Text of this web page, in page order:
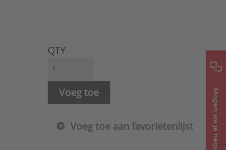
Mogen we je helpen?
QTY
Voeg toe
Voeg toe aan favorietenlijst